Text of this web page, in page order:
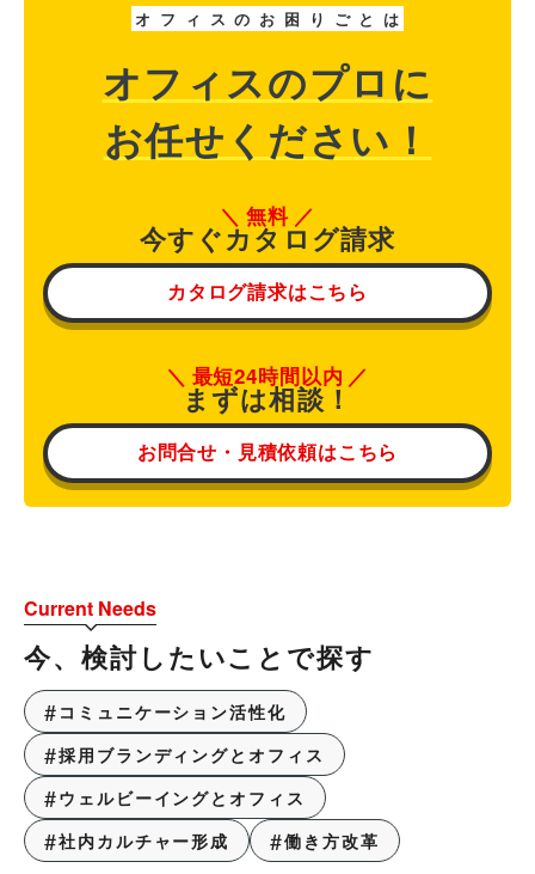
オ フ ィ ス の お 困 り ご と は
オフィスのプロに
お任せください！
無料
今すぐカタログ請求
カタログ請求はこちら
最短24時間以内
まずは相談！
お問合せ・見積依頼はこちら
Current Needs
今、検討したいことで探す
コミュニケーション活性化
採用ブランディングとオフィス
ウェルビーイングとオフィス
社内カルチャー形成
働き方改革